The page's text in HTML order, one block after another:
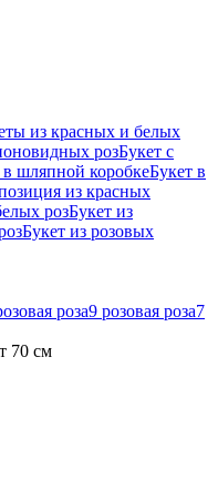
из красных и белых
розБукет с
шляпной коробкеБукет в
из красных
розБукет из
Букет из розовых
роза9 розовая роза7
70 см